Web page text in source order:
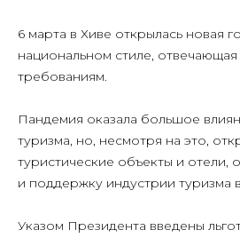
6 марта в Хиве открылась новая
национальном стиле,
требованиям.
Пандемия оказала большое
туризма, но, несмотря на это,
туристические объекты и отели,
и поддержку индустрии туризма
Указом Президента введены